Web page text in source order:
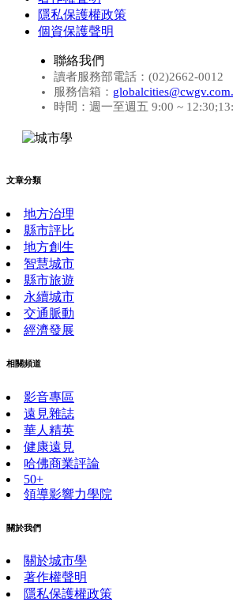
隱私保護權政策
個資保護聲明
聯絡我們
讀者服務部電話：(02)2662-0012
服務信箱：
時間：週一至週五 9:00 ~
文章分類
地方治理
縣市評比
地方創生
智慧城市
縣市旅遊
永續城市
交通脈動
經濟發展
相關頻道
影音專區
遠見雜誌
華人精英
健康遠見
哈佛商業評論
50+
領導影響力學院
關於我們
關於城市學
著作權聲明
隱私保護權政策